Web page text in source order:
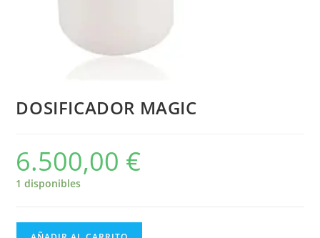
DOSIFICADOR MAGIC
6.500,00 €
1 disponibles